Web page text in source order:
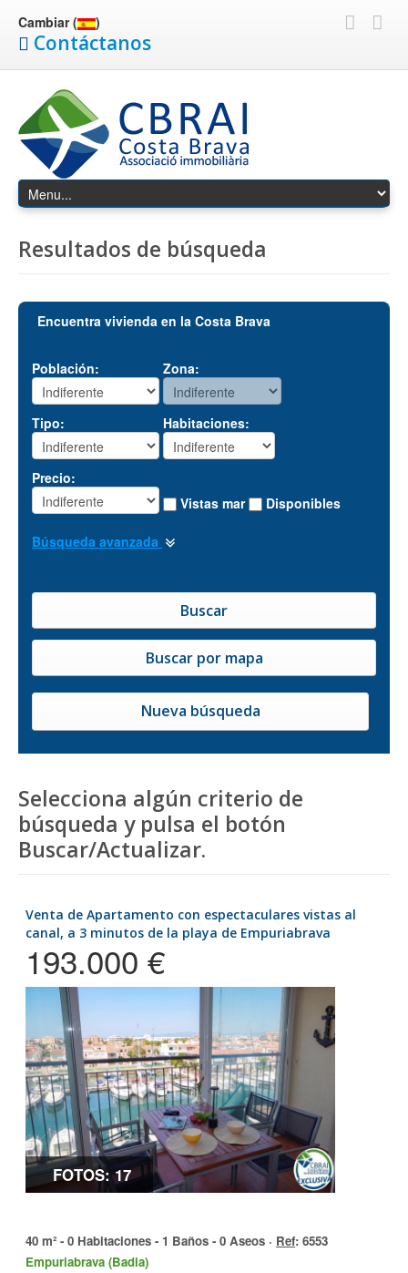
Cambiar ( )
Contáctanos
Resultados de búsqueda
Encuentra vivienda en la Costa Brava
Población: Zona:
Tipo: Habitaciones:
Precio:
Vistas mar
Disponibles
Búsqueda avanzada
Nueva búsqueda
Selecciona algún criterio de
búsqueda y pulsa el botón
Buscar/Actualizar.
Venta de Apartamento con espectaculares vistas al
canal, a 3 minutos de la playa de Empuriabrava
193.000 €
FOTOS: 17
40 m² - 0 Habitaciones - 1 Baños - 0 Aseos · Ref: 6553
Empuriabrava (Badia)